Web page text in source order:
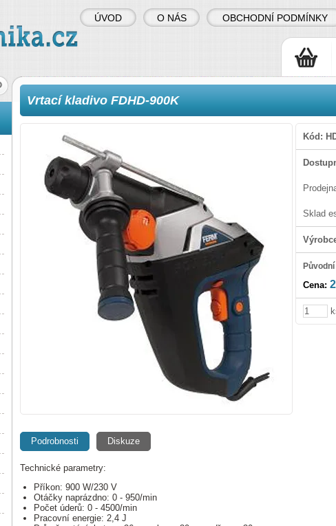
Vrtací kladivo FDHD-900K
Kód:
Sklad
Cena:
Podrobnosti Diskuze
Technické parametry:
Příkon: 900 W/230 V
Otáčky naprázdno: 0 - 950/min
Počet úderů: 0 - 4500/min
Pracovní energie: 2,4 J
ÚVOD O NÁS OBCHODNÍ PODMÍNKY